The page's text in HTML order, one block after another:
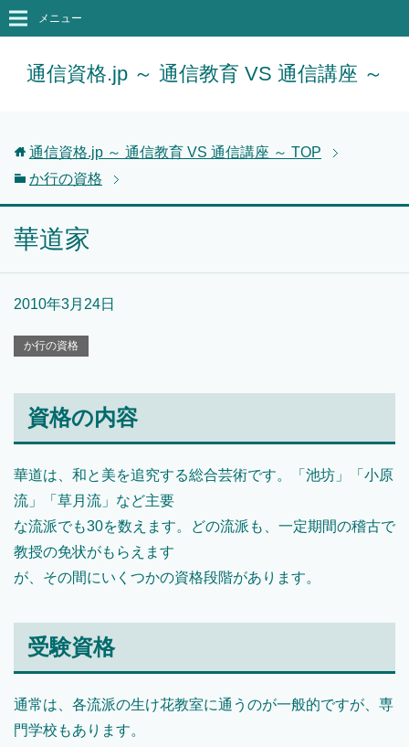
通信資格.jp ～ 通信教育 VS 通信講座 ～
メニュー
通信資格.jp ～ 通信教育 VS 通信講座 ～ TOP
か行の資格
華道家
2010年3月24日
か行の資格
資格の内容
華道は、和と美を追究する総合芸術です。「池坊」「小原
流」「草月流」など主要
な流派でも30を数えます。どの流派も、一定期間の稽古で
教授の免状がもらえます
が、その間にいくつかの資格段階があります。
受験資格
通常は、各流派の生け花教室に通うのが一般的ですが、専
門学校もあります。